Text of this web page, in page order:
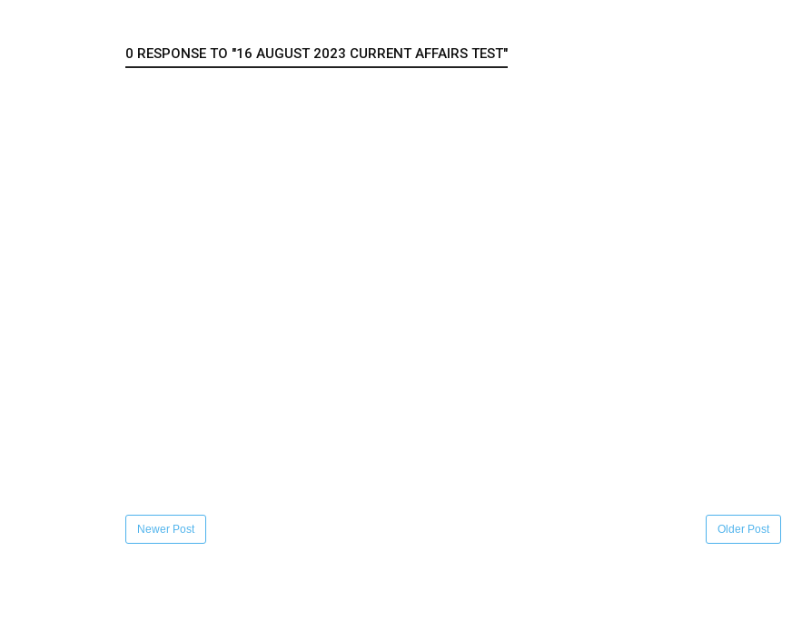
0 RESPONSE TO "16 AUGUST 2023 CURRENT AFFAIRS TEST"
Newer Post Older Post